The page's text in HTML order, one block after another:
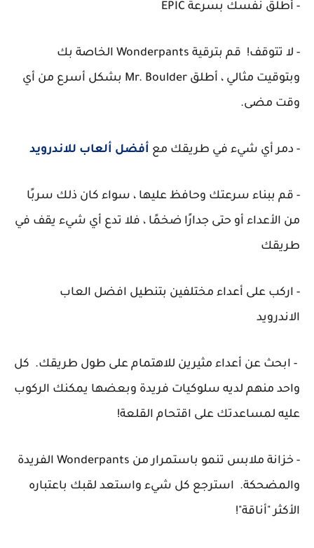
- أطلق نفسك بسرعة EPIC
- لا تتوقف! قم بترقية Wonderpants الخاصة بك
وبتوقيت مثالي ، أطلق Mr. Boulder بشكل أسرع من أي
وقت مضى.
- دمر أي شيء في طريقك مع أفضل ألعاب للاندرويد
- قم ببناء سرعتك وحافظ عليها ، سواء كان ذلك سربًا
من الأعداء أو حتى جدارًا ضخمًا ، فلا تدع أي شيء يقف في
طريقك
- اركب على أعداء مختلفين بتنطيل افضل العاب
الاندرويد
- ابحث عن أعداء مثيرين للاهتمام على طول طريقك. كل
واحد منهم لديه سلوكيات فريدة وبعضها يمكنك الركوب
عليه لمساعدتك على اقتحام القلعة!
- خزانة ملابس تنمو باستمرار من Wonderpants الفريدة
والمضحكة. استرجع كل شيء واستعد لقبك باعتباره
الأكثر "أناقة"!